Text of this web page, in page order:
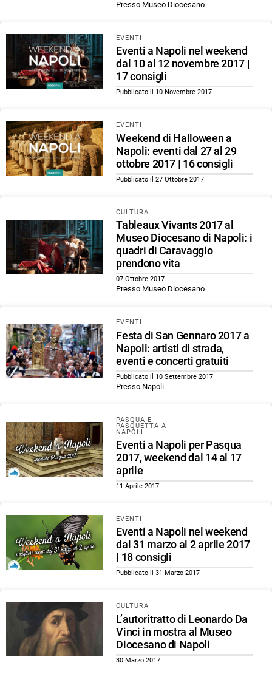
Presso Museo Diocesano
EVENTI
Eventi a Napoli nel weekend
dal 10 al 12 novembre 2017 |
17 consigli
Pubblicato il 10 Novembre 2017
EVENTI
Weekend di Halloween a
Napoli: eventi dal 27 al 29
ottobre 2017 | 16 consigli
Pubblicato il 27 Ottobre 2017
CULTURA
Tableaux Vivants 2017 al
Museo Diocesano di Napoli: i
quadri di Caravaggio
prendono vita
07 Ottobre 2017
Presso Museo Diocesano
EVENTI
Festa di San Gennaro 2017 a
Napoli: artisti di strada,
eventi e concerti gratuiti
Pubblicato il 10 Settembre 2017
Presso Napoli
PASQUA E
PASQUETTA A
NAPOLI
Eventi a Napoli per Pasqua
2017, weekend dal 14 al 17
aprile
11 Aprile 2017
EVENTI
Eventi a Napoli nel weekend
dal 31 marzo al 2 aprile 2017
| 18 consigli
Pubblicato il 31 Marzo 2017
CULTURA
L’autoritratto di Leonardo Da
Vinci in mostra al Museo
Diocesano di Napoli
30 Marzo 2017